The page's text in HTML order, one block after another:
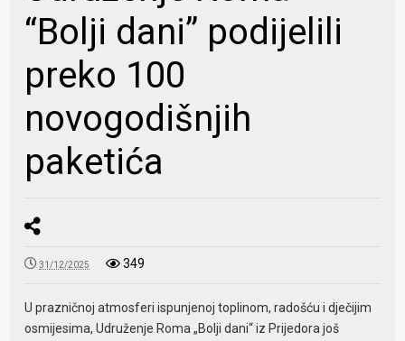
“Bolji dani” podijelili
preko 100
novogodišnjih
paketića
31/12/2025 349
U prazničnoj atmosferi ispunjenoj toplinom, radošću i dječijim
osmijesima, Udruženje Roma „Bolji dani“ iz Prijedora još